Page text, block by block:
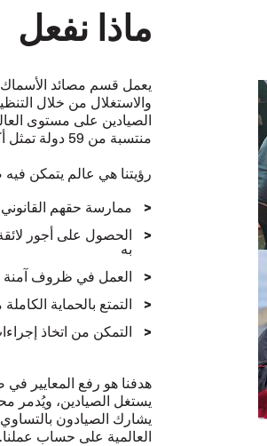
ماذا نفعل
والاستغلال من خلال
منتسبة من 59 دولة تمثل أكثر من 146,000 عضو.
رؤيتنا هي عالم يتمكن
ممارسة حقهم
الحصول على أجور
به
العمل في ظروف آمنة
التمتع بالحماية
التمكن من اتخاذ
هدفنا هو رفع المعايير
يستغل الصيادين، ويُدمر
يشارك الصيادون بالتساوي
العالمية على حساب عملنا.